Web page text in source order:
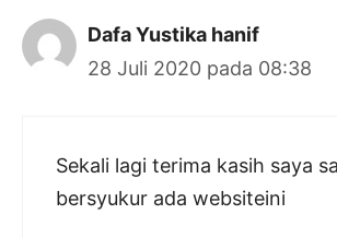
Dafa Yustika hanif
28 Juli 2020 pada 08:38
Sekali lagi terima kasih saya
bersyukur ada websiteini